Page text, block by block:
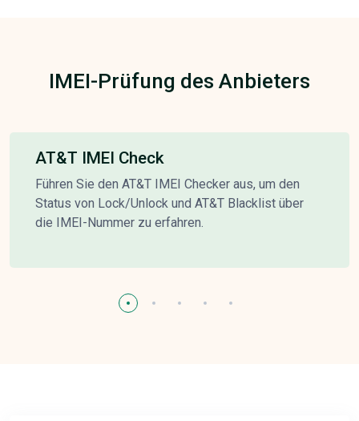
IMEI-Prüfung des Anbieters
AT&T IMEI Check
Führen Sie den AT&T IMEI Checker aus, um den
Status von Lock/Unlock und AT&T Blacklist über
die IMEI-Nummer zu erfahren.